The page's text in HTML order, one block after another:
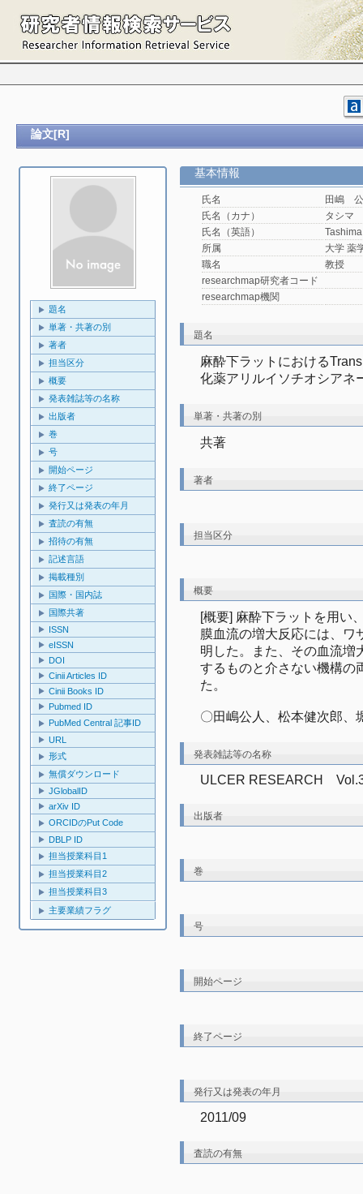
論文[R]
題名
単著・共著の別
著者
担当区分
概要
発表雑誌等の名称
出版者
巻
号
開始ページ
終了ページ
発行又は発表の年月
査読の有無
招待の有無
記述言語
掲載種別
国際・国内誌
国際共著
ISSN
eISSN
DOI
Cinii Articles ID
Cinii Books ID
Pubmed ID
PubMed Central 記事ID
URL
形式
無償ダウンロード
JGlobalID
arXiv ID
ORCIDのPut Code
DBLP ID
担当授業科目1
担当授業科目2
担当授業科目3
主要業績フラグ
基本情報
氏名
田嶋
氏名（カナ）
タシマ
氏名（英語）
所属
大学 薬
職名
教授
researchmap研究者コード
researchmap機関
題名
麻酔下ラットにおける
化薬アリルイソチオシア
単著・共著の別
共著
著者
担当区分
概要
[概要] 麻酔下ラットを用い
膜血流の増大反応には、ワ
明した。また、その血流増
するものと介さない機構の
た。
〇田嶋公人、松本健次郎、
発表雑誌等の名称
ULCER RESEARCH　
出版者
巻
号
開始ページ
終了ページ
発行又は発表の年月
2011/09
査読の有無